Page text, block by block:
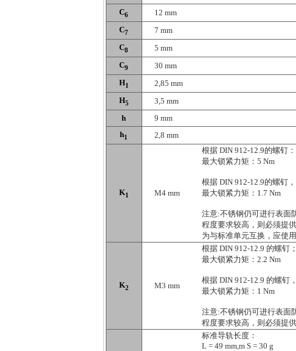
C6
12 mm
C7
7 mm
C8
5 mm
C9
30 mm
H1
2,85 mm
H5
3,5 mm
h
9 mm
h1 2,8 mm
K1 M4 mm
根据 DIN 912-12.9的螺钉：
最大锁紧力矩：5 Nm
根据 DIN 912-12.9的螺钉
最大锁紧力矩：1.7 Nm
注意:不锈钢仍可进行表面
程度要求较高，则必须提
为与标准单元互换，应使
K2 M3 mm
根据 DIN 912-12.9 的螺钉；
最大锁紧力矩：2.2 Nm
根据 DIN 912-12.9 的螺钉
最大锁紧力矩：1 Nm
注意:不锈钢仍可进行表面
程度要求较高，则必须提
标准导轨长度：
L = 49 mm,m S = 30 g